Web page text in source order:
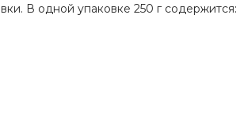
В одной упаковке 250 г содержится: